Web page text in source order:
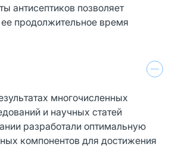
антисептиков позволяет
продолжительное время
многочисленных
и научных статей
разработали оптимальную
компонентов для достижения